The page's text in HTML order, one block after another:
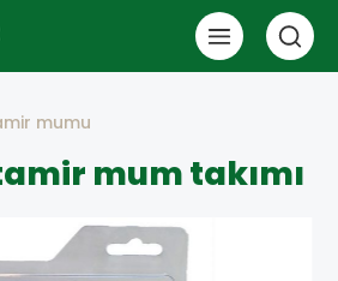
mumu
mum takımı